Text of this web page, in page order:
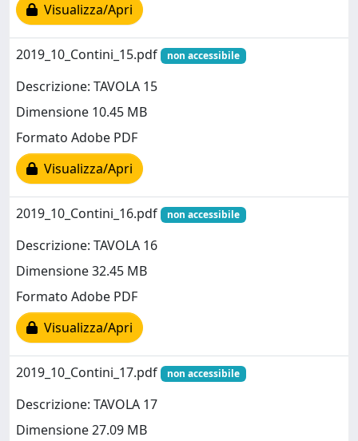
Visualizza/Apri
2019_10_Contini_15.pdf non accessibile
Descrizione: TAVOLA 15
Dimensione 10.45 MB
Formato Adobe PDF
Visualizza/Apri
2019_10_Contini_16.pdf non accessibile
Descrizione: TAVOLA 16
Dimensione 32.45 MB
Formato Adobe PDF
Visualizza/Apri
2019_10_Contini_17.pdf non accessibile
Descrizione: TAVOLA 17
Dimensione 27.09 MB